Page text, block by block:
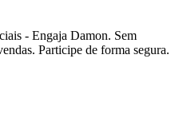
- Engaja Damon. Sem
Participe de forma segura.